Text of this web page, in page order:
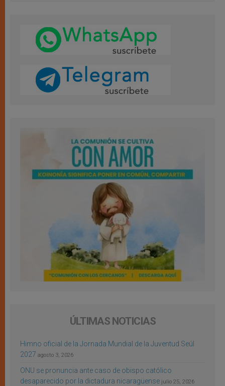
ÚLTIMAS NOTICIAS
Himno oficial de la Jornada Mundial de la Juventud Seúl
2027 agosto 3, 2026
ONU se pronuncia ante caso de obispo católico
desaparecido por la dictadura nicaragüense julio 25, 2026